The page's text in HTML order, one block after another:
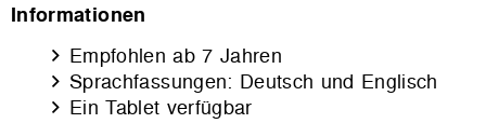
Informationen
Empfohlen ab 7 Jahren
Sprachfassungen: Deutsch und Englisch
Ein Tablet verfügbar